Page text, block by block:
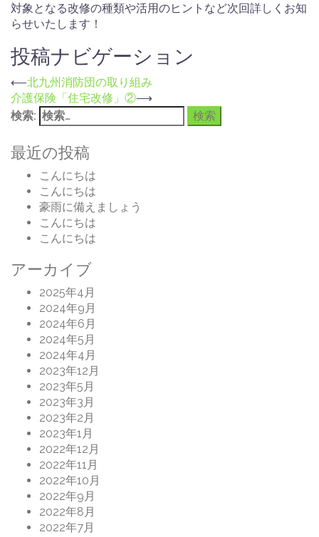
対象となる改修の種類や活用のヒントなど次回詳しくお知
らせいたします！
投稿ナビゲーション
⟵北九州消防団の取り組み
介護保険「住宅改修」②⟶
検索:
最近の投稿
こんにちは
こんにちは
豪雨に備えましょう
こんにちは
こんにちは
アーカイブ
2025年4月
2024年9月
2024年6月
2024年5月
2024年4月
2023年12月
2023年5月
2023年3月
2023年2月
2023年1月
2022年12月
2022年11月
2022年10月
2022年9月
2022年8月
2022年7月